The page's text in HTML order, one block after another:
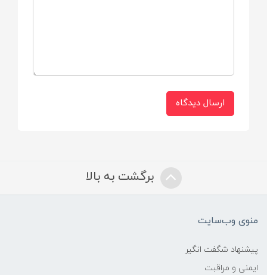
ارسال دیدگاه
برگشت به بالا
منوی وب‌سایت
پیشنهاد شگفت انگیر
ایمنی و مراقبت